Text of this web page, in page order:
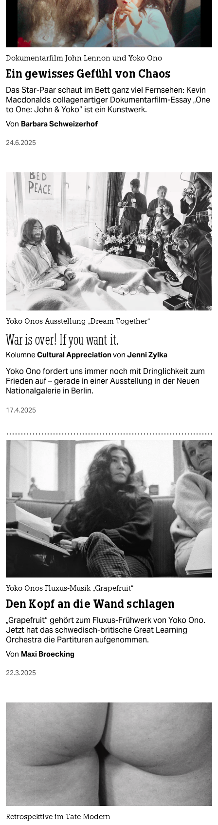
nord
wahrheit
verlag
verlag
veranstaltungen
shop
fragen & hilfe
abo
genossenschaft
epaper login
Dokumentarfilm John Lennon und Yoko Ono
Ein gewisses Gefühl von Chaos
Das Star-Paar schaut im Bett ganz viel Fernsehen: Kevin
Macdonalds collagenartiger Dokumentarfilm-Essay „One
to One: John & Yoko“ ist ein Kunstwerk.
Von Barbara Schweizerhof
24.6.2025
Yoko Onos Ausstellung „Dream Together“
War is over! If you want it.
KolumneCultural Appreciationvon Jenni Zylka
Yoko Ono fordert uns immer noch mit Dringlichkeit zum
Frieden auf – gerade in einer Ausstellung in der Neuen
Nationalgalerie in Berlin.
17.4.2025
Yoko Onos Fluxus-Musik „Grapefruit“
Den Kopf an die Wand schlagen
„Grapefruit“ gehört zum Fluxus-Frühwerk von Yoko Ono.
Jetzt hat das schwedisch-britische Great Learning
Orchestra die Partituren aufgenommen.
Von Maxi Broecking
22.3.2025
Retrospektive im Tate Modern